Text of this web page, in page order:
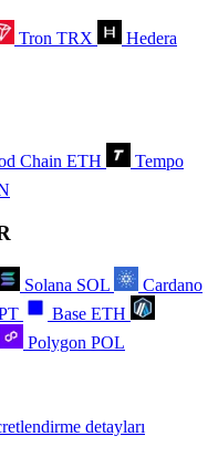
Tron TRX
Hedera
Chain ETH
Tempo
Solana SOL
Cardano
Base ETH
Polygon POL
detayları